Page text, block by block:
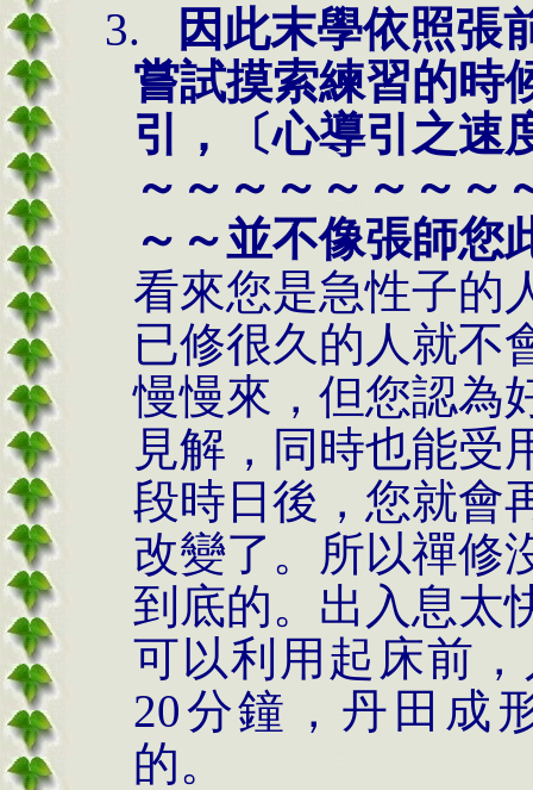
3.
因此末學依照張
嘗試摸索練習的時
引，〔心導引之速
～～～～～～～～
～～並不像張師您
看來您是急性子的
已修很久的人就不
慢慢來，但您認為
見解，同時也能受
段時日後，您就會
改變了。所以禪修
到底的。出入息太
可以利用起床前
20分鐘，丹田成
的。